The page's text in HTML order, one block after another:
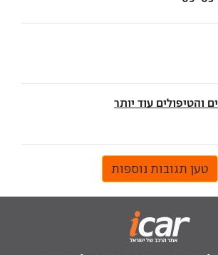
טען תגובות נוספות